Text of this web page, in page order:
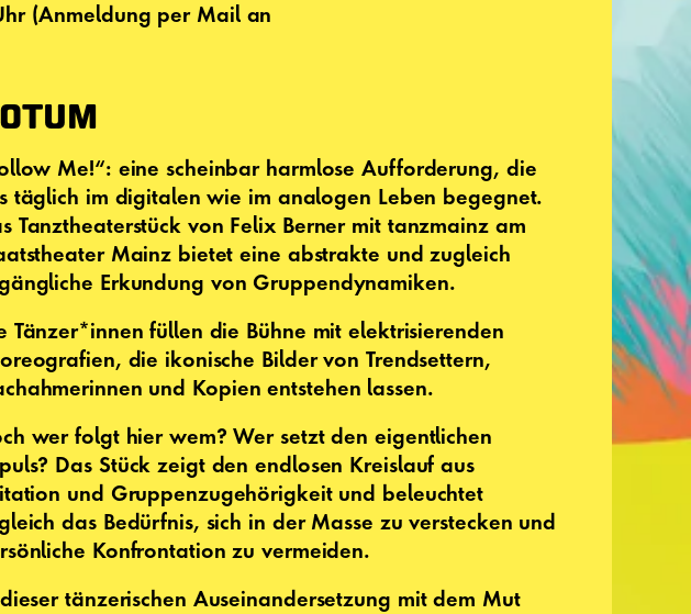
(Anmeldung per Mail an
Me!“: eine scheinbar harmlose Aufforderung, die
täglich im digitalen wie im analogen Leben begegnet.
Tanztheaterstück von Felix Berner mit tanzmainz am
Mainz bietet eine abstrakte und zugleich
Erkundung von Gruppendynamiken.
Tänzer*innen füllen die Bühne mit elektrisierenden
die ikonische Bilder von Trendsettern,
und Kopien entstehen lassen.
wer folgt hier wem? Wer setzt den eigentlichen
Das Stück zeigt den endlosen Kreislauf aus
und Gruppenzugehörigkeit und beleuchtet
das Bedürfnis, sich in der Masse zu verstecken und
Konfrontation zu vermeiden.
tänzerischen Auseinandersetzung mit dem Mut